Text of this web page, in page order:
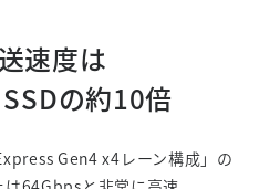
速度は
の約10倍
Gen4 x4レーン構成」の